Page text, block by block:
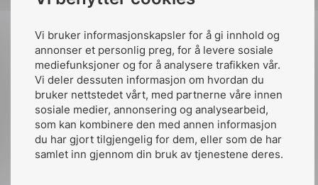
Vi bruker informasjonskapsler for å gi innhold og
annonser et personlig preg, for å levere sosiale
mediefunksjoner og for å analysere trafikken vår.
Vi deler dessuten informasjon om hvordan du
bruker nettstedet vårt, med partnerne våre innen
sosiale medier, annonsering og analysearbeid,
som kan kombinere den med annen informasjon
du har gjort tilgjengelig for dem, eller som de har
samlet inn gjennom din bruk av tjenestene deres.